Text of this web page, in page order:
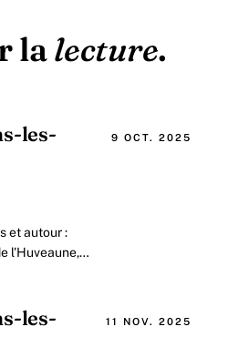
lalecture.
les-
et autour :
l'Huveaune,
9 OCT. 2025
les-
11 NOV. 2025